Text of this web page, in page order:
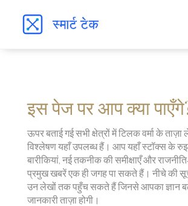
इस पेज पर आप क्या
ऊपर बताई गई सभी क्षेत्रों में टिलक वर्मा के
विश्लेषण यहाँ उपलब्ध हैं। आप यहाँ स्टॉक्स के
बारीकियां, नई तकनीक की समीक्षाएँ और
प्रमुख खबरें एक ही जगह पा सकते हैं। नीचे की
उन लेखों तक पहुँच सकते हैं जिनसे आपका ज्ञान
जानकारी ताज़ा होगी।